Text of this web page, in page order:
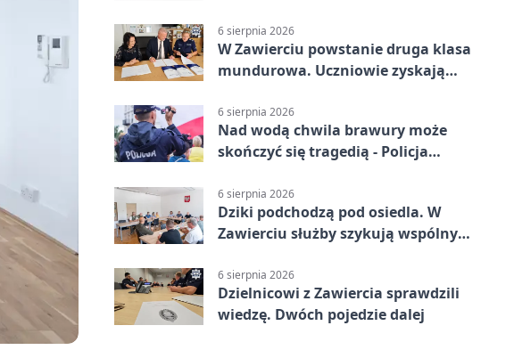
6 sierpnia 2026
W Zawierciu powstanie druga klasa
mundurowa. Uczniowie zyskają
6 sierpnia 2026
Nad wodą chwila brawury może
skończyć się tragedią - Policja
6 sierpnia 2026
Dziki podchodzą pod osiedla. W
Zawierciu służby szykują wspólny
6 sierpnia 2026
Dzielnicowi z Zawiercia sprawdzili
wiedzę. Dwóch pojedzie dalej